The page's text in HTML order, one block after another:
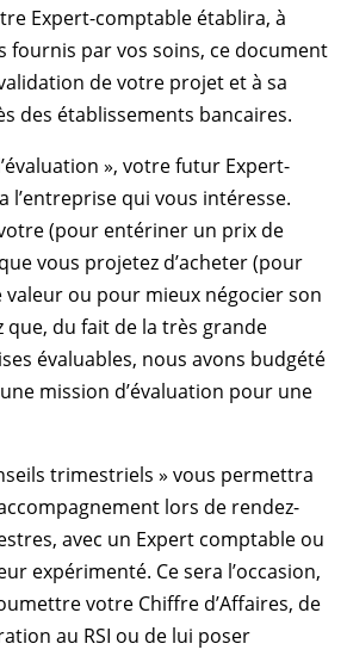
Expert-comptable établira, à
fournis par vos soins, ce document
de votre projet et à sa
des établissements bancaires.
», votre futur Expert-
l’entreprise qui vous intéresse.
votre (pour entériner un prix de
vous projetez d’acheter (pour
ou pour mieux négocier son
que, du fait de la très grande
évaluables, nous avons budgété
mission d’évaluation pour une
trimestriels » vous permettra
lors de rendez-
avec un Expert comptable ou
expérimenté. Ce sera l’occasion,
votre Chiffre d’Affaires, de
au RSI ou de lui poser